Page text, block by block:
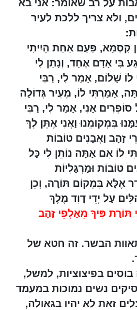
על רב שאומר: אני בא
ולא צריך ללכת לעיר
קִסְמָא, פַּעַם אַחַת הָיִיתִי
בִּי אָדָם אֶחָד, וְנָתַן לִי
לוֹ שָׁלוֹם, אָמַר לִי, רַבִּי
אָמַרְתִּי לוֹ, מֵעִיר גְּדוֹלָה
אָנִי, אָמַר לִי, רַבִּי
בִּמְקוֹמֵנוּ וַאֲנִי אֶתֵּן לְךָ
זָהָב וַאֲבָנִים טוֹבוֹת
לוֹ אִם אַתָּה נוֹתֵן לִי כָּל
טוֹבוֹת וּמַרְגָּלִיּוֹת
אֶלָּא בִּמְקוֹם תּוֹרָה, וְכֵן
עַל יְדֵי דָוִד מֶלֶךְ
תּוֹרַת פִּיךָ מֵאַלְפֵי זָהָב
הבשר. זה חטא של
בפיצוציות, למשל,
נשים נמוכות במעמד
זאת לא יהיו בגאולה,